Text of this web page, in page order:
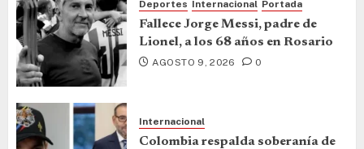
Deportes Internacional Portada
Fallece Jorge Messi, padre de
Lionel, a los 68 años en Rosario
AGOSTO 9, 2026 0
Internacional
Colombia respalda soberanía de